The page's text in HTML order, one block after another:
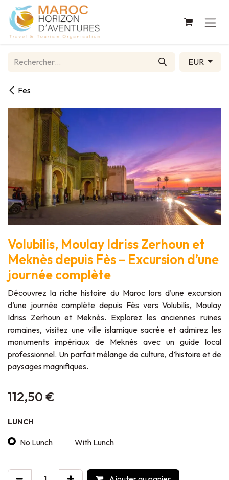
Se rendre au contenu
Fes
EUR
Volubilis, Moulay Idriss Zerhoun et
Meknès depuis Fès – Excursion d’une
journée complète
Découvrez la riche histoire du Maroc lors d’une excursion
d’une journée complète depuis Fès vers Volubilis, Moulay
Idriss Zerhoun et Meknès. Explorez les anciennes ruines
romaines, visitez une ville islamique sacrée et admirez les
monuments impériaux de Meknès avec un guide local
professionnel. Un parfait mélange de culture, d’histoire et de
paysages magnifiques.
112,50€
LUNCH
No Lunch With Lunch